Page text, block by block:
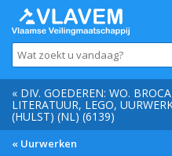
« DIV. GOEDEREN: WO.
LITERATUUR, LEGO,
(HULST) (NL) (6139)
« Uurwerken